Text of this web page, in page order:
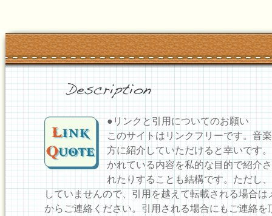
●リンクと引用についてのお願い
このサイトはリンクフリーです。音
方に紹介していただけると幸いです
かれている内容を私的な目的で紹介
れたりすることも結構です。ただし
していませんので、引用を越えて転載される場合は
からご連絡ください。引用される場合にもご連絡を